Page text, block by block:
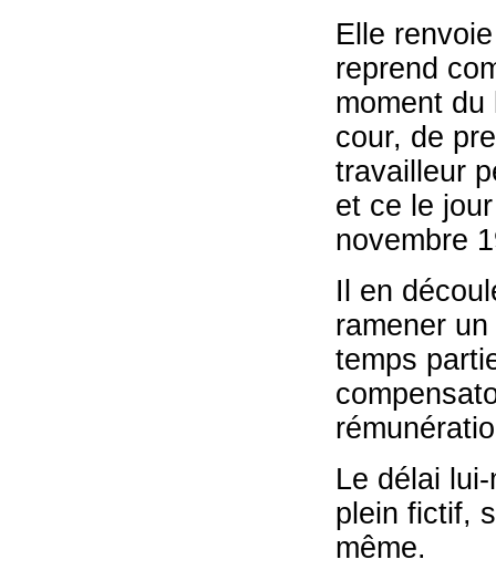
Elle
reprend
moment du
cour, de
travailleur
et ce le
novembre
Il en
ramener
temps
Le délai
plein fictif,
même.